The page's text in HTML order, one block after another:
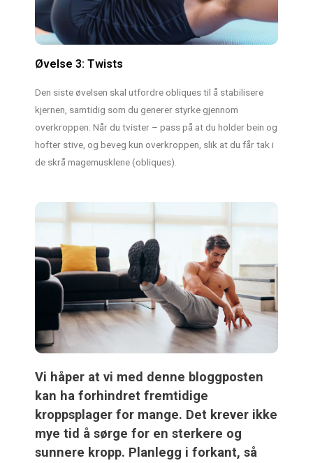
Øvelse 3: Twists
Den siste øvelsen skal utfordre obliques til å stabilisere
kjernen, samtidig som du generer styrke gjennom
overkroppen. Når du tvister – pass på at du holder bein og
hofter stive, og beveg kun overkroppen, slik at du får tak i
de skrå magemusklene (obliques).
Vi håper at vi med denne bloggposten
kan ha forhindret fremtidige
kroppsplager for mange. Det krever ikke
mye tid å sørge for en sterkere og
sunnere kropp. Planlegg i forkant, så